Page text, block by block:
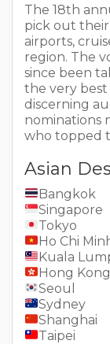
The 18th
pick out
airports,
region. The
since been
the very best
discerning
nominations
who topped
Asian
Bangkok
Singapore
Tokyo
Ho Chi
Kuala
Hong Kong
Seoul
Sydney
Shanghai
Taipei